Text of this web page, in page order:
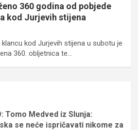
360 godina od pobjede
kod Jurjevih stijena
kod Jurjevih stijena u subotu je
360. obljetnica te…
Tomo Medved iz Slunja:
se neće ispričavati nikome za